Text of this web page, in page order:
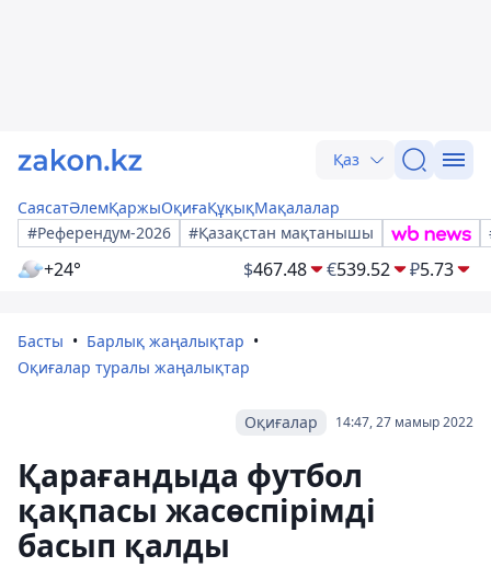
Қаз
СаясатӘлемҚаржыОқиғаҚұқықМақалалар
#Референдум-2026
#Қазақстан мақтанышы
+24° $467.48 €539.52 ₽5.73
Басты
Барлық жаңалықтар
Оқиғалар туралы жаңалықтар
14:47, 27 мамыр 2022
Оқиғалар
Қарағандыда футбол
қақпасы жасөспірімді
басып қалды